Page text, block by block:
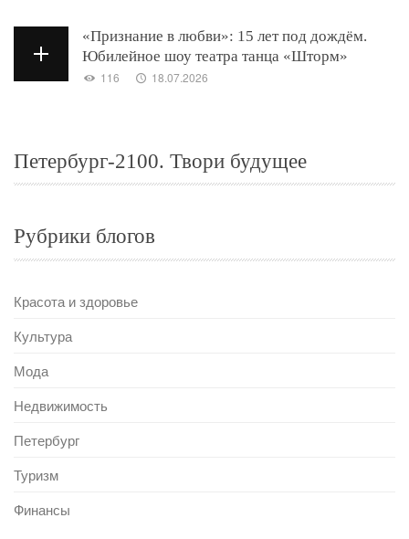
«Признание в любви»: 15 лет под дождём.
Юбилейное шоу театра танца «Шторм»
116 18.07.2026
Петербург-2100. Твори будущее
Рубрики блогов
Красота и здоровье
Культура
Мода
Недвижимость
Петербург
Туризм
Финансы